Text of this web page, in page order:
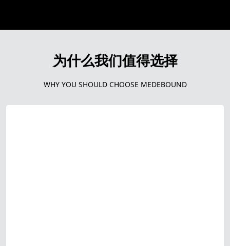
为什么我们值得选择
WHY YOU SHOULD CHOOSE MEDEBOUND